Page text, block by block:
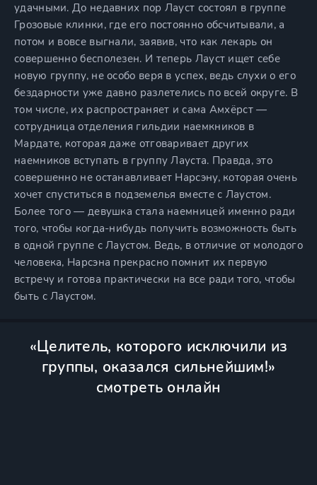
удачными. До недавних пор Лауст состоял в группе
Грозовые клинки, где его постоянно обсчитывали, а
потом и вовсе выгнали, заявив, что как лекарь он
совершенно бесполезен. И теперь Лауст ищет себе
новую группу, не особо веря в успех, ведь слухи о его
бездарности уже давно разлетелись по всей округе. В
том числе, их распространяет и сама Амхёрст —
сотрудница отделения гильдии наемкников в
Мардате, которая даже отговаривает других
наемников вступать в группу Лауста. Правда, это
совершенно не останавливает Нарсэну, которая очень
хочет спуститься в подземелья вместе с Лаустом.
Более того — девушка стала наемницей именно ради
того, чтобы когда-нибудь получить возможность быть
в одной группе с Лаустом. Ведь, в отличие от молодого
человека, Нарсэна прекрасно помнит их первую
встречу и готова практически на все ради того, чтобы
быть с Лаустом.
«Целитель, которого исключили из
группы, оказался сильнейшим!»
смотреть онлайн